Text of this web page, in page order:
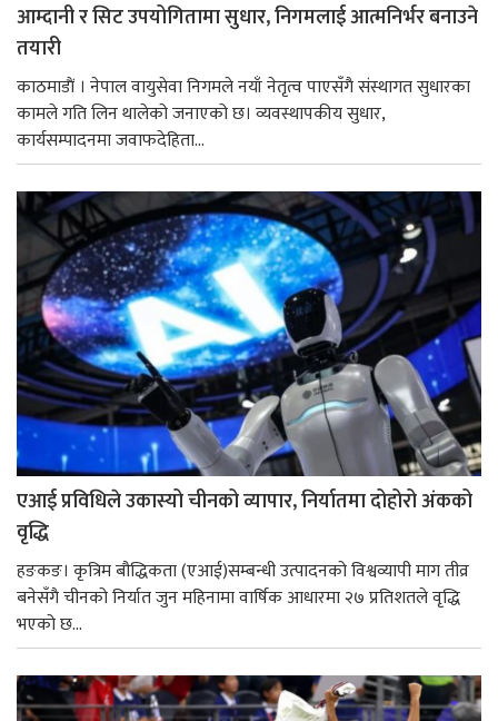
आम्दानी र सिट उपयोगितामा सुधार, निगमलाई आत्मनिर्भर बनाउने
तयारी
काठमाडाैं । नेपाल वायुसेवा निगमले नयाँ नेतृत्व पाएसँगै संस्थागत सुधारका
कामले गति लिन थालेको जनाएको छ। व्यवस्थापकीय सुधार,
कार्यसम्पादनमा जवाफदेहिता...
एआई प्रविधिले उकास्यो चीनको व्यापार, निर्यातमा दोहोरो अंकको
वृद्धि
हङकङ। कृत्रिम बौद्धिकता (एआई)सम्बन्धी उत्पादनको विश्वव्यापी माग तीव्र
बनेसँगै चीनको निर्यात जुन महिनामा वार्षिक आधारमा २७ प्रतिशतले वृद्धि
भएको छ...